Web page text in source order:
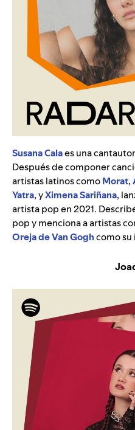
Susana Calaes una
Después de componer
artistas latinos comoMorat,
Yatra, yXimena Sariñana,
artista pop en 2021.
pop y menciona a artistas
Oreja de Van Goghcomo su